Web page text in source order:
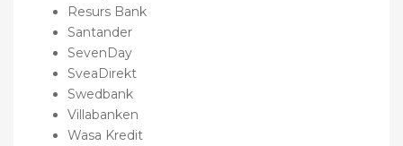
Resurs Bank
Santander
SevenDay
SveaDirekt
Swedbank
Villabanken
Wasa Kredit